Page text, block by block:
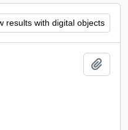
results with digital objects